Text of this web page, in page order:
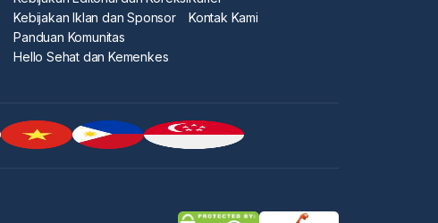
Kebijakan Iklan dan Sponsor
Panduan Komunitas
Hello Sehat dan Kemenkes
Kontak Kami